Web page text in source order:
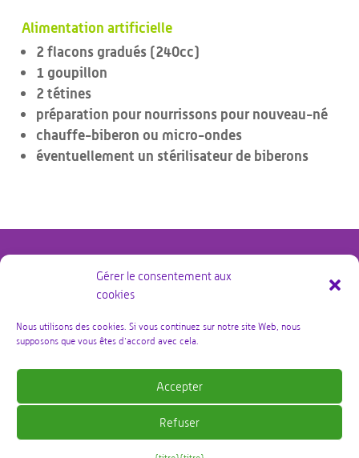
Gérer le consentement aux
cookies
Nous utilisons des cookies. Si vous continuez sur notre site Web, nous
supposons que vous êtes d'accord avec cela.
Accepter
Refuser
Alimentation artificielle
2 flacons gradués (240cc)
1 goupillon
2 tétines
préparation pour nourrissons pour nouveau-né
chauffe-biberon ou micro-ondes
éventuellement un stérilisateur de biberons
@copyright Bby Zorg Kraamzorg 2026 – alle rechten
voorbehouden
Termes et conditions